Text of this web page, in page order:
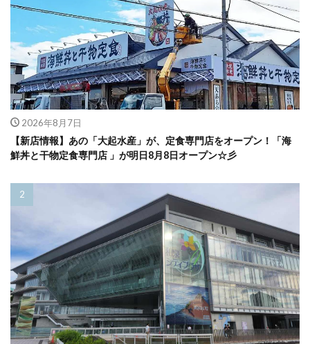
2026年8月7日
【新店情報】あの「大起水産」が、定食専門店をオープン！「海
鮮丼と干物定食専門店 」が明日8月8日オープン☆彡